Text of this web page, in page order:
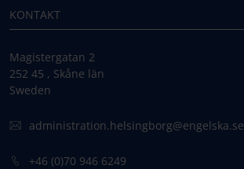
KONTAKT
Magistergatan 2
252 45 , Skåne län
Sweden
administration.helsingborg@engelska.se
+46 (0)70 946 6249